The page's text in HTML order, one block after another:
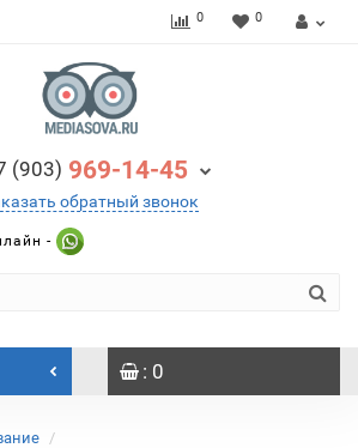
0 0
(903) 969-14-45
обратный звонок
-
: 0